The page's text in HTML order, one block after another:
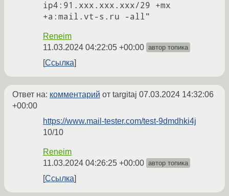
ip4:91.xxx.xxx.xxx/29 +mx
Reneim
11.03.2024 04:22:05 +00:00 автор топика
Ссылка
Ответ на: комментарий от targitaj 07.03.2024 14:32:06
+00:00
https://www.mail-tester.com/test-9dmdhki4j
10/10
Reneim
11.03.2024 04:26:25 +00:00 автор топика
Ссылка